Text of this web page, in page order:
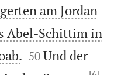
am Jordan
Abel-Schittim in


50 Und der